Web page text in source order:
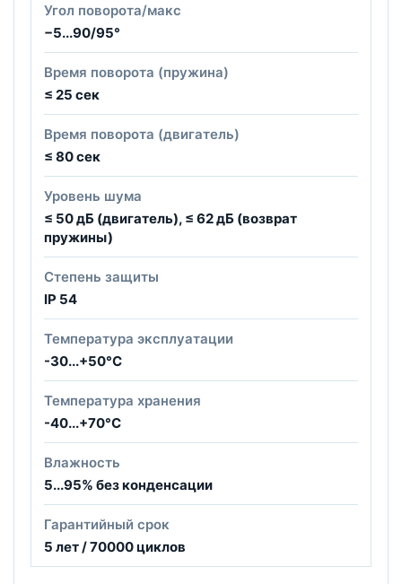
Угол поворота/макс
−5...90/95°
Время поворота (пружина)
≤ 25 сек
Время поворота (двигатель)
≤ 80 сек
Уровень шума
≤ 50 дБ (двигатель), ≤ 62 дБ (возврат
пружины)
Степень защиты
IP 54
Температура эксплуатации
-30...+50°С
Температура хранения
-40...+70°С
Влажность
5...95% без конденсации
Гарантийный срок
5 лет / 70000 циклов